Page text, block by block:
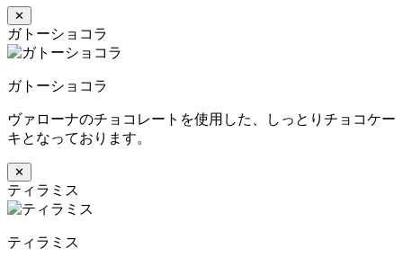
✕
ガトーショコラ
ガトーショコラ
ヴァローナのチョコレートを使用した、しっとりチョコケー
キとなっております。
✕
ティラミス
ティラミス